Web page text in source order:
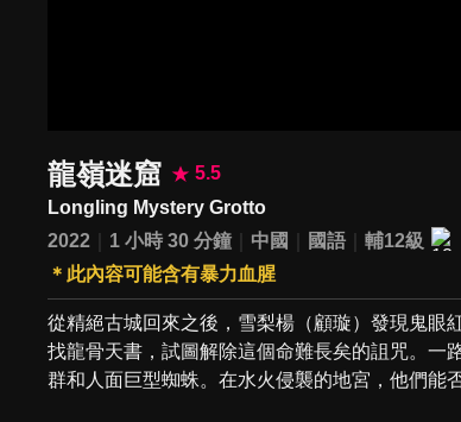
龍嶺迷窟
5.5
Longling Mystery Grotto
2022
1 小時 30 分鐘 中國 國語
輔12級
＊此內容可能含有暴力血腥
從精絕古城回來之後，雪梨楊（顧璇）發現鬼眼
找龍骨天書，試圖解除這個命難長矣的詛咒。一
群和人面巨型蜘蛛。在水火侵襲的地宮，他們能